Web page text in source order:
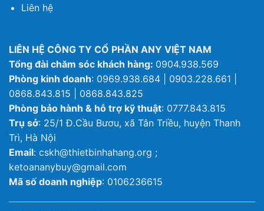
Liên hệ
LIÊN HỆ CÔNG TY CỔ PHẦN ANY VIỆT NAM
Tổng đài chăm sóc khách hàng: 0904.938.569
Phòng kinh doanh: 0969.938.684 | 0903.228.661 |
0868.843.815 | 0868.843.825
Phòng bảo hành & hỗ trợ kỹ thuật: 0777.843.815
Trụ sở: 25/1 Đ.Cầu Bươu, xã Tân Triều, huyện Thanh
Trì, Hà Nội
Email: cskh@thietbinhahang.org ;
ketoananybuy@gmail.com
Mã số doanh nghiệp: 0106236615